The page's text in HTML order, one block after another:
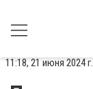
11:18, 21 июня 2024 г.